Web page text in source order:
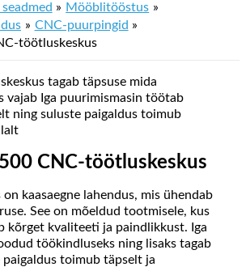
Mööblitööstus
CNC-puurpingid
töötluskeskus
500 CNC-töötluskeskus
kaasaegne lahendus, mis ühendab
See on mõeldud tootmisele, kus
kõrget kvaliteeti ja paindlikkust. Iga
töökindluseks ning lisaks tagab
paigaldus toimub täpselt ja